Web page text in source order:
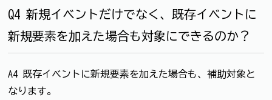
Q4 新規イベントだけでなく、既存イベントに
新規要素を加えた場合も対象にできるのか？
A4 既存イベントに新規要素を加えた場合も、補助対象と
なります。